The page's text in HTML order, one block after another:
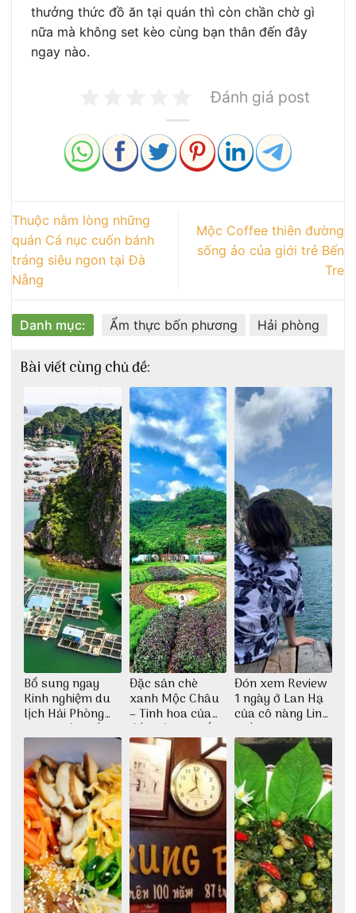
thưởng thức đồ ăn tại quán thì còn chần chờ gì
nữa mà không set kèo cùng bạn thân đến đây
ngay nào.
Đánh giá post
Thuộc nằm lòng những
quán Cá nục cuốn bánh
tráng siêu ngon tại Đà
Nẵng
Mộc Coffee thiên đường
sống ảo của giới trẻ Bến
Tre
Danh mục: Ẩm thực bốn phương Hải phòng
Bài viết cùng chủ đề:
Bổ sung ngay
Kinh nghiệm du
lịch Hải Phòng
2022 mới nhất
Đặc sản chè
xanh Mộc Châu
– Tinh hoa của
đất trời Tây Bắc
Đón xem Review
1 ngày ở Lan Hạ
của cô nàng Linh
Trần